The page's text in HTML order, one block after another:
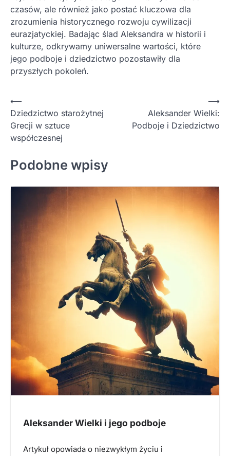
czasów, ale również jako postać kluczowa dla
zrozumienia historycznego rozwoju cywilizacji
eurazjatyckiej. Badając ślad Aleksandra w historii i
kulturze, odkrywamy uniwersalne wartości, które
jego podboje i dziedzictwo pozostawiły dla
przyszłych pokoleń.
Nawigacja
wpisu
⟵
Dziedzictwo starożytnej
Grecji w sztuce
współczesnej
Aleksander Wielki:
Podboje i Dziedzictwo
⟶
Podobne wpisy
Aleksander Wielki i jego podboje
Artykuł opowiada o niezwykłym życiu i